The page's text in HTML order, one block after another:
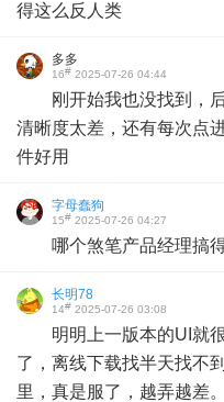
得这么反人类
多多
16# 2025-07-26 04:44
刚开始我也没找到，
清晰度太差，还有每次点
件好用
字母蠢狗
15# 2025-07-26 04:27
哪个煞笔产品经理搞
长明78
14# 2025-07-26 03:08
明明上一版本的UI就
了，离线下载找半天找不
里，真是服了，越弄越差。